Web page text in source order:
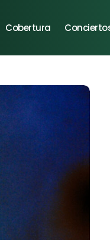
Cobertura